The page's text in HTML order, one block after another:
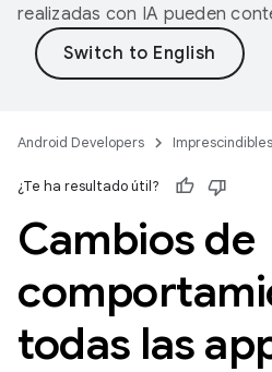
realizadas con IA pueden
Android Developers Imprescindibles
¿Te ha resultado útil?
Cambios de
todas las